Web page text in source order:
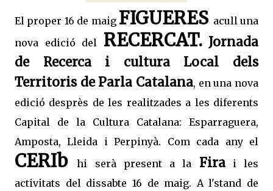
El proper 16 de maig FIGUERES acull una
nova edició del RECERCAT. Jornada
de Recerca i cultura Local dels
Territoris de Parla Catalana, en una nova
edició desprès de les realitzades a les diferents
Capital de la Cultura Catalana: Esparraguera,
Amposta, Lleida i Perpinyà. Com cada any el
CERIbhi serà present a la Firai les
activitats del dissabte 16 de maig. A l'stand de